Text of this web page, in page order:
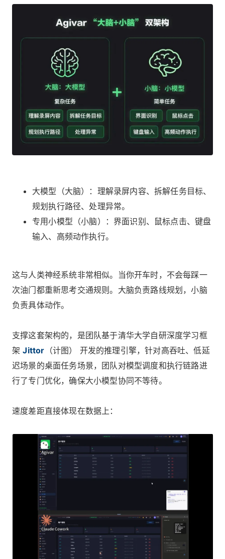
大模型（大脑）：理解录屏内容、拆解任务目标、
规划执行路径、处理异常。
专用小模型（小脑）：界面识别、鼠标点击、键盘
输入、高频动作执行。
这与人类神经系统非常相似。当你开车时，不会每踩一
次油门都重新思考交通规则。大脑负责路线规划，小脑
负责具体动作。
支撑这套架构的，是团队基于清华大学自研深度学习框
架Jittor （计图） 开发的推理引擎，针对高吞吐、低延
迟场景的桌面任务场景，团队对模型调度和执行链路进
行了专门优化，确保大小模型协同不等待。
速度差距直接体现在数据上：